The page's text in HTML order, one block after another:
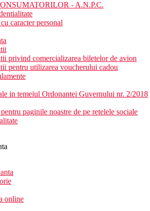
- A.N.P.C.
caracter personal
privind comercializarea biletelor de avion
pentru utilizarea voucherului cadou
in temeiul Ordonantei Guvernului nr. 2/2018
paginile noastre de pe retelele sociale
online